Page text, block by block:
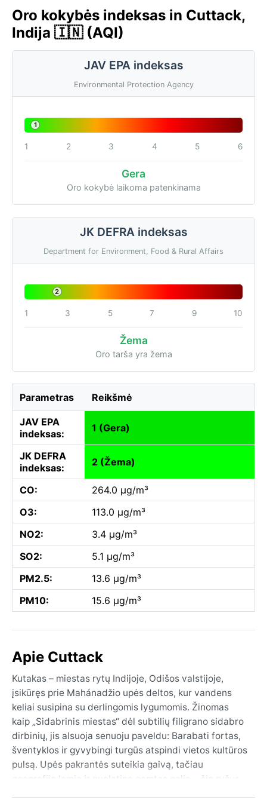
Oro kokybės indeksas in Cuttack,
Indija 🇮🇳 (AQI)
JAV EPA indeksas
Environmental Protection Agency
1
1 2 3 4 5 6
Gera
Oro kokybė laikoma patenkinama
JK DEFRA indeksas
Department for Environment, Food & Rural Affairs
2
1 3 5 7 9 10
Žema
Oro tarša yra žema
Parametras Reikšmė
JAV EPA
indeksas:
1 (Gera)
JK DEFRA
indeksas:
2 (Žema)
CO:
264.0 µg/m³
O3:
113.0 µg/m³
NO2:
3.4 µg/m³
SO2:
5.1 µg/m³
PM2.5:
13.6 µg/m³
PM10:
15.6 µg/m³
Apie Cuttack
Kutakas – miestas rytų Indijoje, Odišos valstijoje,
įsikūręs prie Mahánadžio upės deltos, kur vandens
keliai susipina su derlingomis lygumomis. Žinomas
kaip „Sidabrinis miestas“ dėl subtilių filigrano sidabro
dirbinių, jis alsuoja senuoju paveldu: Barabati fortas,
šventyklos ir gyvybingi turgūs atspindi vietos kultūros
pulsą. Upės pakrantės suteikia gaivą, tačiau
geografija lemia ir nuolatinę gamtos galią – čia ryšys